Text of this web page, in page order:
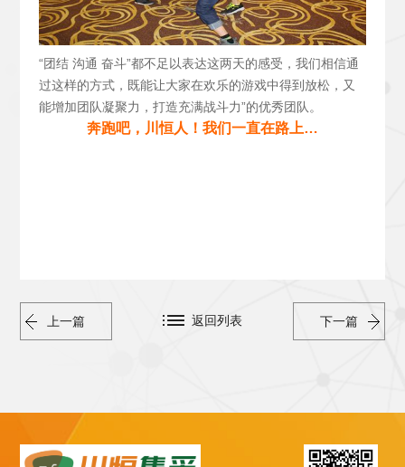
“团结 沟通 奋斗”都不足以表达这两天的感受，我们相信通
过这样的方式，既能让大家在欢乐的游戏中得到放松，又
能增加团队凝聚力，打造充满战斗力”的优秀团队。
奔跑吧，川恒人！我们一直在路上…
上一篇 下一篇
返回列表